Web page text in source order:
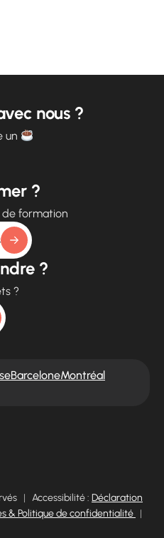
nous ?
un
?
de formation
?
?
BarceloneMontréal
| Accessibilité : Déclaration
& Politique de confidentialité |